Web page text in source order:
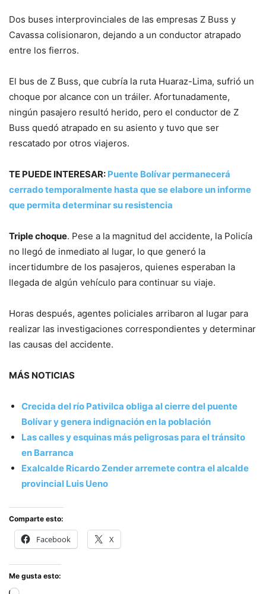
Dos buses interprovinciales de las empresas Z Buss y
Cavassa colisionaron, dejando a un conductor atrapado
entre los fierros.
El bus de Z Buss, que cubría la ruta Huaraz-Lima, sufrió un
choque por alcance con un tráiler. Afortunadamente,
ningún pasajero resultó herido, pero el conductor de Z
Buss quedó atrapado en su asiento y tuvo que ser
rescatado por otros viajeros.
TE PUEDE INTERESAR: Puente Bolívar permanecerá
cerrado temporalmente hasta que se elabore un informe
que permita determinar su resistencia
Triple choque. Pese a la magnitud del accidente, la Policía
no llegó de inmediato al lugar, lo que generó la
incertidumbre de los pasajeros, quienes esperaban la
llegada de algún vehículo para continuar su viaje.
Horas después, agentes policiales arribaron al lugar para
realizar las investigaciones correspondientes y determinar
las causas del accidente.
MÁS NOTICIAS
Crecida del río Pativilca obliga al cierre del puente
Bolívar y genera indignación en la población
Las calles y esquinas más peligrosas para el tránsito
en Barranca
Exalcalde Ricardo Zender arremete contra el alcalde
provincial Luis Ueno
Comparte esto:
Facebook X
Me gusta esto: